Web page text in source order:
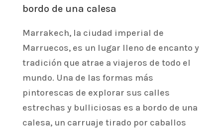
bordo de una calesa
Marrakech, la ciudad imperial de
Marruecos, es un lugar lleno de encanto y
tradición que atrae a viajeros de todo el
mundo. Una de las formas más
pintorescas de explorar sus calles
estrechas y bulliciosas es a bordo de una
calesa, un carruaje tirado por caballos